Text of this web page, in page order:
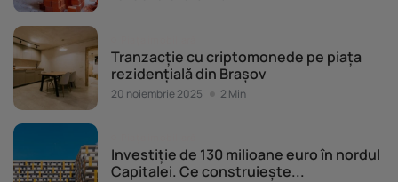
Tranzacție cu criptomonede pe piața
rezidențială din Brașov
20 noiembrie 2025 2 Min
Investiție de 130 milioane euro în nordul
Capitalei. Ce construiește...